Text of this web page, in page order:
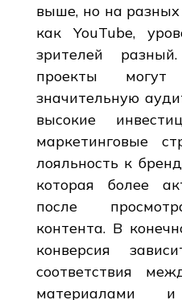
выше, но на
как YouTube,
зрителей
проекты
значительную
высокие
маркетинговые
лояльность к
которая более
после
контента. В
конверсия
соответствия
материалами и